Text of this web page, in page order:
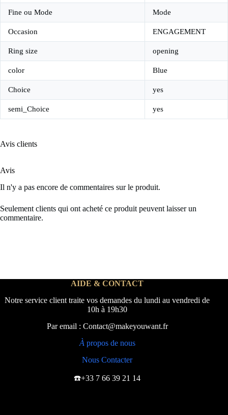
Fine ou Mode Mode
Occasion ENGAGEMENT
Ring size opening
color Blue
Choice yes
semi_Choice yes
Avis clients
Avis
Il n'y a pas encore de commentaires sur le produit.
Seulement clients qui ont acheté ce produit peuvent laisser un
commentaire.
AIDE & CONTACT
Notre service client traite vos demandes du lundi au vendredi de
10h à 19h30
Par email : Contact@makeyouwant.fr
À propos de nous
Nous Contacter
☎️+33 7 66 39 21 14